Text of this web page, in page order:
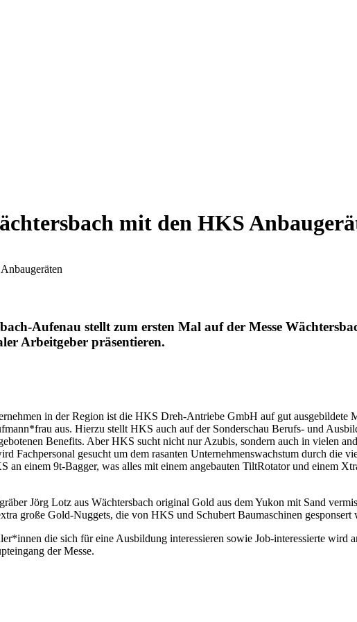
mit den HKS
Aufenau stellt zum ersten Mal auf der Messe
Arbeitgeber präsentieren.
in der Region ist die HKS Dreh-Antriebe GmbH auf gut
aus. Hierzu stellt HKS auch auf der Sonderschau Berufs- und
Benefits. Aber HKS sucht nicht nur Azubis, sondern auch in vielen
Fachpersonal gesucht um dem rasanten Unternehmenswachstum durch die
an einem 9t-Bagger, was alles mit einem angebauten TiltRotator und einem
Jörg Lotz aus Wächtersbach original Gold aus dem Yukon mit Sand
große Gold-Nuggets, die von HKS und Schubert Baumaschinen gesponsert
die sich für eine Ausbildung interessieren sowie Job-interessierte wird
der Messe.